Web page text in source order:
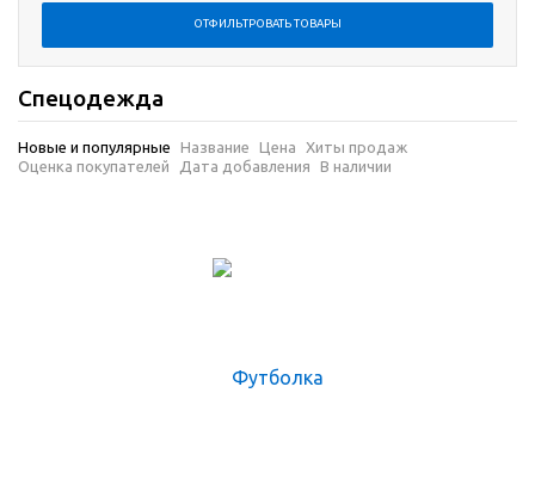
Спецодежда
Новые и популярные Название Цена
Хиты продаж
Оценка покупателей
Дата добавления В наличии